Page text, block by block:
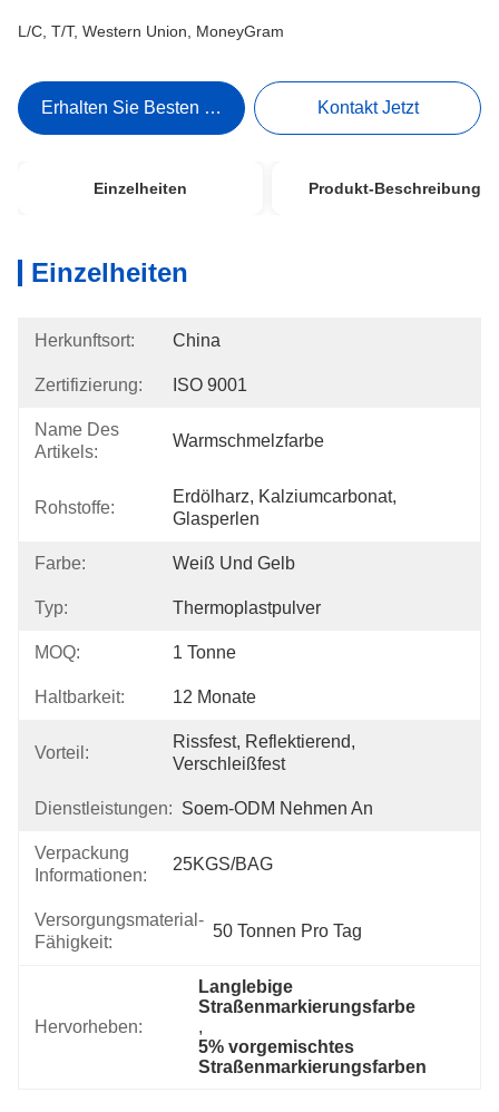
L/C, T/T, Western Union, MoneyGram
Erhalten Sie Besten Preis Kontakt Jetzt
Einzelheiten Produkt-Beschreibung
Einzelheiten
Herkunftsort: China
Zertifizierung: ISO 9001
Name Des
Artikels:
Warmschmelzfarbe
Rohstoffe:
Erdölharz, Kalziumcarbonat,
Glasperlen
Farbe: Weiß Und Gelb
Typ: Thermoplastpulver
MOQ: 1 Tonne
Haltbarkeit: 12 Monate
Vorteil:
Rissfest, Reflektierend,
Verschleißfest
Dienstleistungen: Soem-ODM Nehmen An
Verpackung
Informationen:
25KGS/BAG
Versorgungsmaterial-
Fähigkeit:
50 Tonnen Pro Tag
Hervorheben:
Langlebige
Straßenmarkierungsfarbe
,
5% vorgemischtes
Straßenmarkierungsfarben